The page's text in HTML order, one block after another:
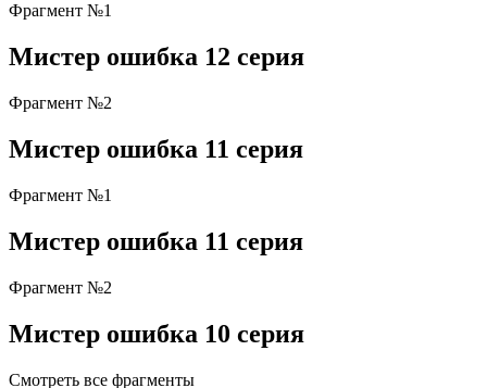
Фрагмент №1
Мистер ошибка 12 серия
Фрагмент №2
Мистер ошибка 11 серия
Фрагмент №1
Мистер ошибка 11 серия
Фрагмент №2
Мистер ошибка 10 серия
Смотреть все фрагменты